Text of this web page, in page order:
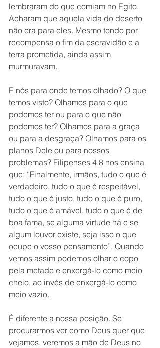
lembraram do que comiam no Egito.
Acharam que aquela vida do deserto
não era para eles. Mesmo tendo por
recompensa o fim da escravidão e a
terra prometida, ainda assim
murmuravam.
E nós para onde temos olhado? O que
temos visto? Olhamos para o que
podemos ter ou para o que não
podemos ter? Olhamos para a graça
ou para a desgraça? Olhamos para os
planos Dele ou para nossos
problemas? Filipenses 4.8 nos ensina
que: “Finalmente, irmãos, tudo o que é
verdadeiro, tudo o que é respeitável,
tudo o que é justo, tudo o que é puro,
tudo o que é amável, tudo o que é de
boa fama, se alguma virtude há e se
algum louvor existe, seja isso o que
ocupe o vosso pensamento”. Quando
vemos assim podemos olhar o copo
pela metade e enxergá-lo como meio
cheio, ao invés de enxergá-lo como
meio vazio.
É diferente a nossa posição. Se
procurarmos ver como Deus quer que
vejamos, veremos a mão de Deus no